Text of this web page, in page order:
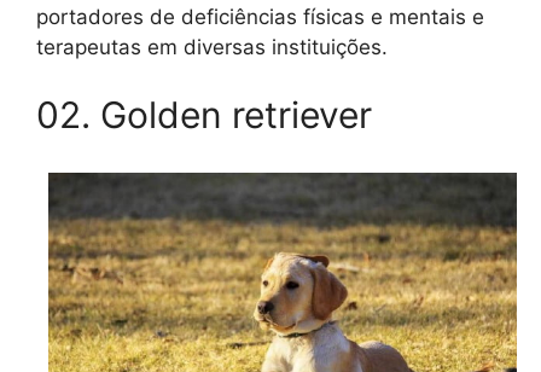
portadores de deficiências físicas e mentais e
terapeutas em diversas instituições.
02. Golden retriever